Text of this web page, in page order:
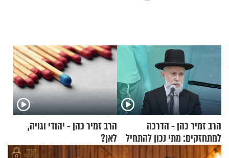
הרב זמיר כהן - הדרכה
למתחזקים: מתי נכון להתחיל
עם לבישת הציצית?
הרב זמיר כהן - יהודי וגויה,
לאן?